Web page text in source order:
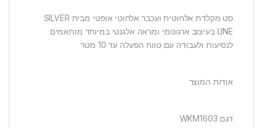
סט מקלדת אלחוטית ועכבר אלחוטי אופטי מבית SILVER
LINE בעיצוב ארגונומי ומראה אלגנטי במיוחד מותאמים
לנסיעות ולעבודה עם טווח הפעלה עד 10 מטר
אודות המוצר
דגם WKM1603